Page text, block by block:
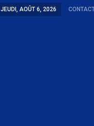
JEUDI, AOÛT 6, 2026